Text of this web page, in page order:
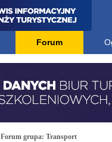
Forum
Forum grupa: Transport